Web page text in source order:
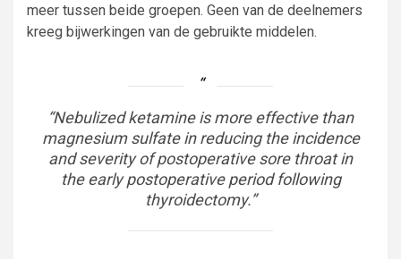
meer tussen beide groepen. Geen van de deelnemers
kreeg bijwerkingen van de gebruikte middelen.
“Nebulized ketamine is more effective than
magnesium sulfate in reducing the incidence
and severity of postoperative sore throat in
the early postoperative period following
thyroidectomy.”